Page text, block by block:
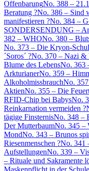
OffenbarungNo. 388 –
Beratung ?No. 386 – Sind
manifestieren ?No. 384 –
SONDERSENDUNG –
382 – WHONo. 380 –
No. 373 – Die Kryon-
´Soros´ ?No. 370 – Nazi &
Blume des LebensNo. 363
ArkturianerNo. 359 –
AlkoholmissbrauchNo.
AktienNo. 355 – Die
RFID-Chip bei BabysNo.
Reinkarnation vermeiden ?
tägige FinsternisNo. 348 –
Der MutterbaumNo. 345 –
MondNo. 343 – Brunos
Riesenmenschen ?No. 341
AufstellungenNo. 339 –
– Rituale und Sakramente
Maskenpflicht in der